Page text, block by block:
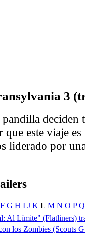
3
deciden
que este viaje
liderado por
F G H I J K L M N O P Q
Al Límite" (Flatliners)
los Zombies (Scouts